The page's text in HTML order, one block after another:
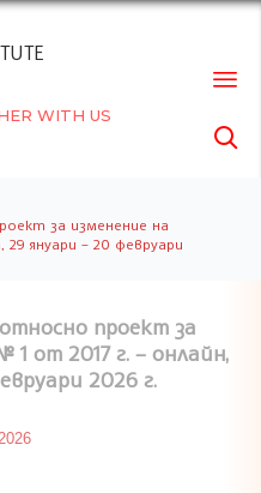
WITH US

за изменение на
29 януари – 20 февруари
проект за
от 2017 г. – онлайн,
2026 г.